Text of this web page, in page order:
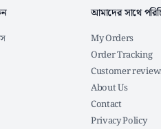
আমাদের সাথে
My Orders
Order Tracking
Customer
About Us
Contact
Privacy Policy